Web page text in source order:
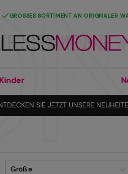
GROSSES SORTIMENT AN ORIGNALER
Kinder
SIE JETZT UNSERE
Größe